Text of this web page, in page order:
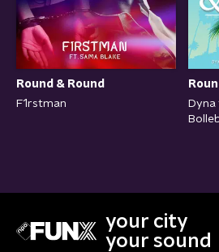
Round & Round
F1rstman
Dyna
your city
your sound